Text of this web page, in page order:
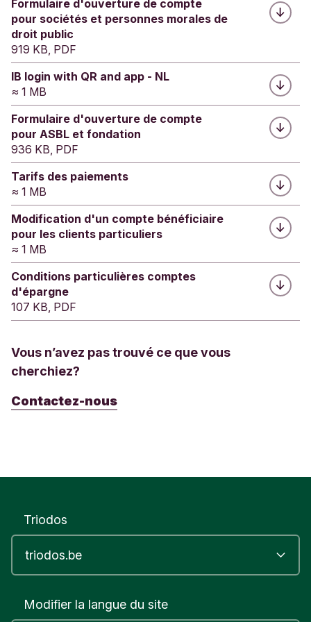
comptes soient partagées. Comment faire?
Cette information vous a-t-elle été utile?
Envoyer des commentaires
vous offrir.
Cette information vous a-t-elle été utile?
Envoyer des commentaires
Formulaire d'ouverture de compte
pour sociétés et personnes morales de
droit public
919 KB, PDF
IB login with QR and app - NL
≈ 1 MB
Formulaire d'ouverture de compte
pour ASBL et fondation
936 KB, PDF
Tarifs des paiements
≈ 1 MB
Modification d'un compte bénéficiaire
pour les clients particuliers
≈ 1 MB
Conditions particulières comptes
d'épargne
107 KB, PDF
Vous n’avez pas trouvé ce que vous
cherchiez?
Contactez-nous
Triodos
Modifier la langue du site